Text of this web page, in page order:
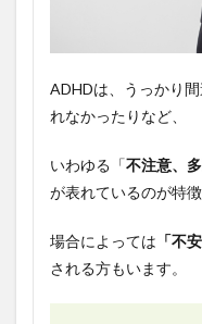
ADHDは、うっかり
れなかったりなど、
いわゆる「不注意、
が表れているのが特徴
場合によっては 「不
される方もいます。